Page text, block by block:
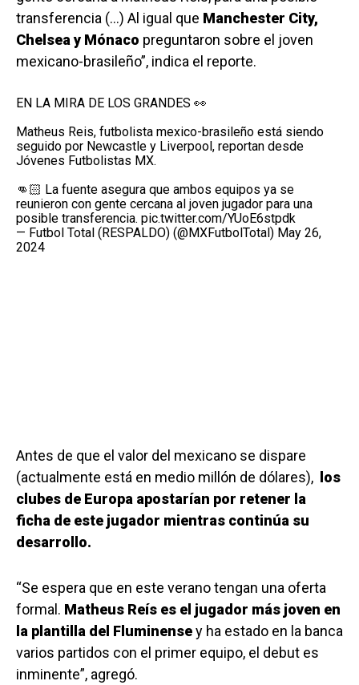
transferencia (…) Al igual que Manchester City,
Chelsea y Mónaco preguntaron sobre el joven
mexicano-brasileño”, indica el reporte.
EN LA MIRA DE LOS GRANDES 👀
Matheus Reis, futbolista mexico-brasileño está siendo
seguido por Newcastle y Liverpool, reportan desde
Jóvenes Futbolistas MX.
👊🏻 La fuente asegura que ambos equipos ya se
reunieron con gente cercana al joven jugador para una
posible transferencia. pic.twitter.com/YUoE6stpdk
— Futbol Total (RESPALDO) (@MXFutbolTotal) May 26,
2024
Antes de que el valor del mexicano se dispare
(actualmente está en medio millón de dólares),
los
clubes de Europa apostarían por retener la
ficha de este jugador mientras continúa su
desarrollo.
“Se espera que en este verano tengan una oferta
formal. Matheus Reís es el jugador más joven en
la plantilla del Fluminensey ha estado en la banca
varios partidos con el primer equipo, el debut es
inminente”, agregó.